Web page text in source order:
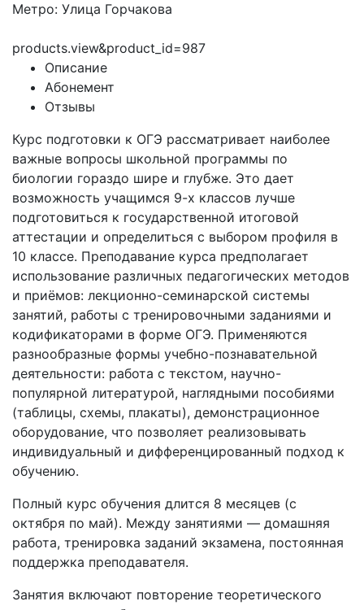
Метро: Улица Горчакова
products.view&product_id=987
Описание
Абонемент
Отзывы
Курс подготовки к ОГЭ рассматривает наиболее
важные вопросы школьной программы по
биологии гораздо шире и глубже. Это дает
возможность учащимся 9-х классов лучше
подготовиться к государственной итоговой
аттестации и определиться с выбором профиля в
10 классе. Преподавание курса предполагает
использование различных педагогических методов
и приёмов: лекционно-семинарской системы
занятий, работы с тренировочными заданиями и
кодификаторами в форме ОГЭ. Применяются
разнообразные формы учебно-познавательной
деятельности: работа с текстом, научно-
популярной литературой, наглядными пособиями
(таблицы, схемы, плакаты), демонстрационное
оборудование, что позволяет реализовывать
индивидуальный и дифференцированный подход к
обучению.
Полный курс обучения длится 8 месяцев (с
октября по май). Между занятиями — домашняя
работа, тренировка заданий экзамена, постоянная
поддержка преподавателя.
Занятия включают повторение теоретического